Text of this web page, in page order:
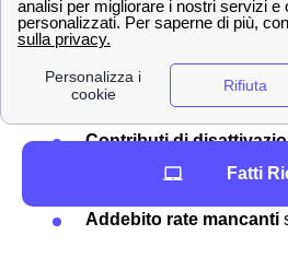
al providerall'indirizzo postale
ladisdetta TIM non è gratuita
Siniscola i seguenti costi:
Contributi di
Penali per eventuale
Addebito rate mancanti
Fatti